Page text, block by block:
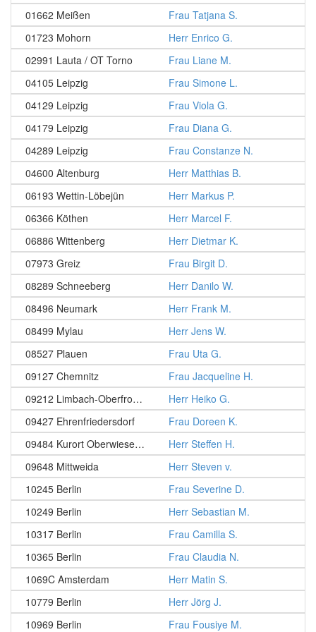
01662 Meißen
Frau Tatjana S.
01723 Mohorn
Herr Enrico G.
02991 Lauta / OT Torno
Frau Liane M.
04105 Leipzig
Frau Simone L.
04129 Leipzig
Frau Viola G.
04179 Leipzig
Frau Diana G.
04289 Leipzig
Frau Constanze N.
04600 Altenburg
Herr Matthias B.
06193 Wettin-Löbejün
Herr Markus P.
06366 Köthen
Herr Marcel F.
06886 Wittenberg
Herr Dietmar K.
07973 Greiz
Frau Birgit D.
08289 Schneeberg
Herr Danilo W.
08496 Neumark
Herr Frank M.
08499 Mylau
Herr Jens W.
08527 Plauen
Frau Uta G.
09127 Chemnitz
Frau Jacqueline H.
09212 Limbach-Oberfrohna
Herr Heiko G.
09427 Ehrenfriedersdorf
Frau Doreen K.
09484 Kurort Oberwiesenthal
Herr Steffen H.
09648 Mittweida
Herr Steven v.
10245 Berlin
Frau Severine D.
10249 Berlin
Herr Sebastian M.
10317 Berlin
Frau Camilla S.
10365 Berlin
Frau Claudia N.
1069C Amsterdam
Herr Matin S.
10779 Berlin
Herr Jörg J.
10969 Berlin
Frau Fousiye M.